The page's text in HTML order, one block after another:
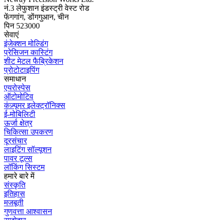
नं.3 लेफुशान इंडस्ट्री वेस्ट रोड
फेंगगांग, डोंगगुआन, चीन
पिन 523000
सेवाएं
इंजेक्शन मोल्डिंग
प्रेसिजन कास्टिंग
शीट मेटल फैब्रिकेशन
प्रोटोटाइपिंग
समाधान
एयरोस्पेस
ऑटोमोटिव
कंज़्यूमर इलेक्ट्रॉनिक्स
ई-मोबिलिटी
ऊर्जा क्षेत्र
चिकित्सा उपकरण
दूरसंचार
लाइटिंग सॉल्यूशन
पावर टूल्स
लॉकिंग सिस्टम
हमारे बारे में
संस्कृति
इतिहास
मजबूती
गुणवत्ता आश्वासन